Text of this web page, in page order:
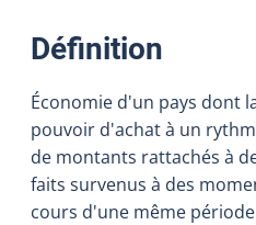
Définition
Économie d'un pays dont
pouvoir d'achat à un
de montants rattachés à
faits survenus à des
cours d'une même